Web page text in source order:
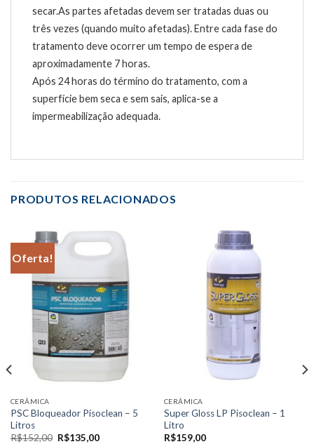
secar.As partes afetadas devem ser tratadas duas ou
três vezes (quando muito afetadas). Entre cada fase do
tratamento deve ocorrer um tempo de espera de
aproximadamente 7 horas.
Após 24 horas do término do tratamento, com a
superfície bem seca e sem sais, aplica-se a
impermeabilização adequada.
PRODUTOS RELACIONADOS
Oferta!
CERÂMICA
PSC Bloqueador Pisoclean – 5
Litros
R$152,00 R$135,00
CERÂMICA
Super Gloss LP Pisoclean – 1
Litro
R$159,00